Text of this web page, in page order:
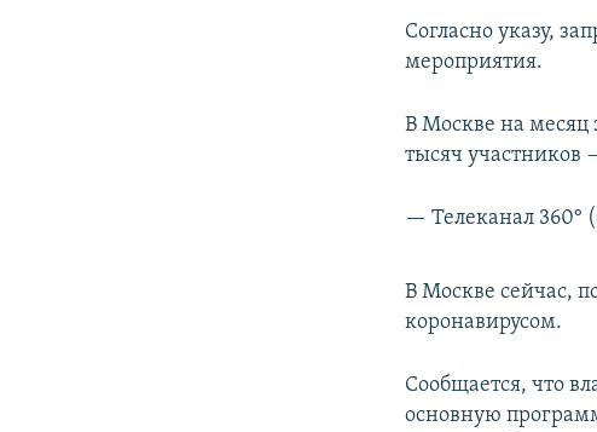
Согласно указу,
мероприятия.
В Москве на месяц
тысяч участников
— Телеканал 360°
В Москве сейчас,
коронавирусом.
Сообщается, что
основную